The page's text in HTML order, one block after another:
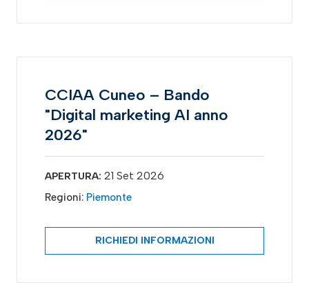
CCIAA Cuneo – Bando
"Digital marketing AI anno
2026"
APERTURA: 21 Set 2026
Regioni: Piemonte
RICHIEDI INFORMAZIONI